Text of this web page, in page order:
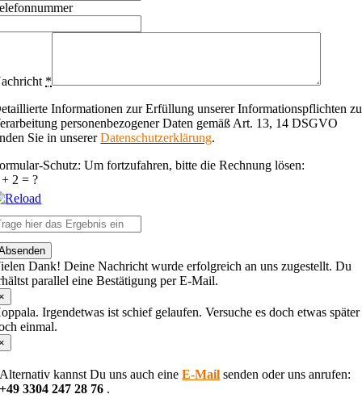
*
Informationen zur Erfüllung unserer Informationspflichten
personenbezogener Daten gemäß Art. 13, 14 DSGVO
Sie in unsererDatenschutzerklärung.
Schutz: Um fortzufahren, bitte die Rechnung lösen:
2 = ?
Dank! Deine Nachricht wurde erfolgreich an uns zugestellt. Du
parallel eine Bestätigung per E-Mail.
Irgendetwas ist schief gelaufen. Versuche es doch etwas später
einmal.
Alternativ kannst Du uns auch eineE-Mail senden oder uns anrufen:
+49 3304 247 28 76 .